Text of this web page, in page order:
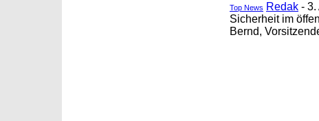
Top News Redak - 3.
Sicherheit im
Bernd,